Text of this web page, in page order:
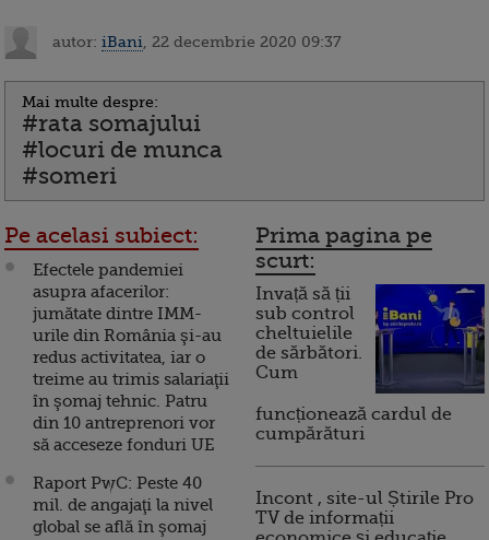
autor: iBani , 22 decembrie 2020 09:37
Mai multe despre:
#rata somajului
#locuri de munca
#someri
Pe acelasi subiect:
Efectele pandemiei
asupra afacerilor:
jumătate dintre IMM-
urile din România şi-au
redus activitatea, iar o
treime au trimis salariaţii
în şomaj tehnic. Patru
din 10 antreprenori vor
să acceseze fonduri UE
Raport PwC: Peste 40
mil. de angajaţi la nivel
global se află în şomaj
Prima pagina pe
scurt:
Invață să ții
sub control
cheltuielile
de sărbători.
Cum
funcționează cardul de
cumpărături
Incont , site-ul Știrile Pro
TV de informații